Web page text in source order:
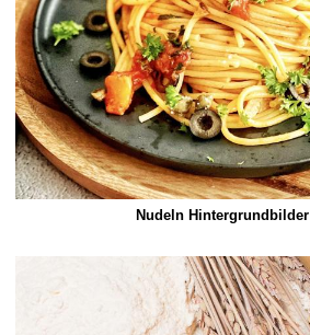
Nudeln Hintergrundbilder